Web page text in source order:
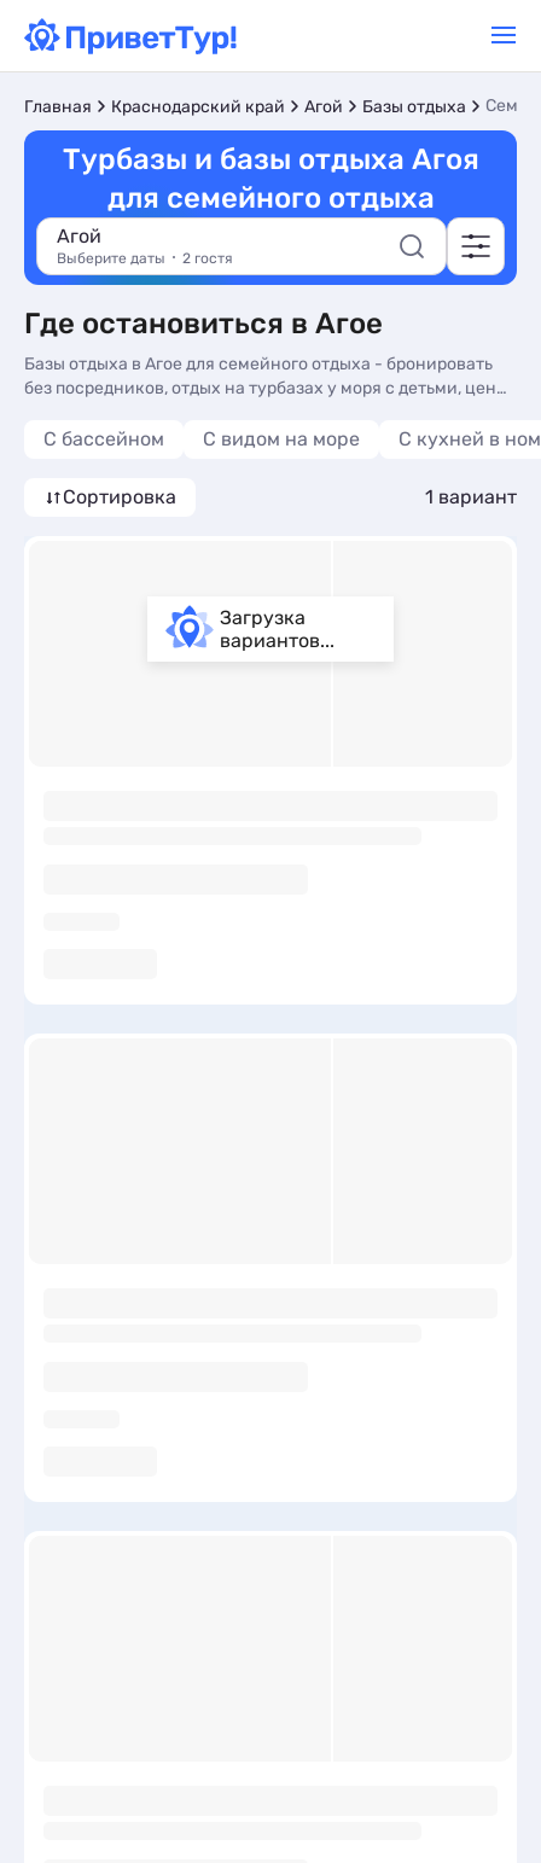
Главная Краснодарский край Агой Базы отдыха
Турбазы и базы отдыха Агоя
для семейного отдыха
Агой
Выберите даты 2 гостя
Где остановиться в Агое
Базы отдыха в Агое для семейного отдыха - бронировать
без посредников, отдых на турбазах у моря с детьми, цены
- более 10 вариантов, от 5500 руб, номера с кухней в
С бассейном С видом на море C кухней в
Сортировка 1 вариант
Загрузка
вариантов...